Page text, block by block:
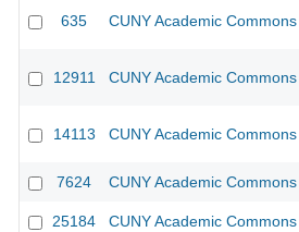
635 CUNY Academic Commons
12911 CUNY Academic Commons
14113 CUNY Academic Commons
7624 CUNY Academic Commons
25184 CUNY Academic Commons